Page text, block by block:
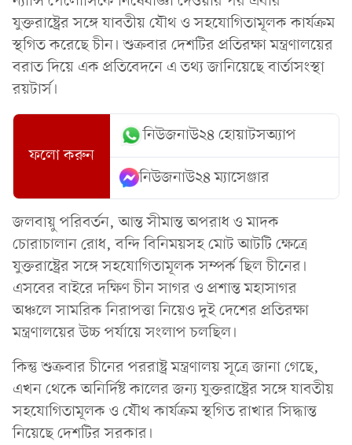
যুক্তরাষ্ট্রের সঙ্গে যাবতীয় যৌথ ও সহযোগিতামূলক কার্যক্রম
স্থগিত করেছে চীন। শুক্রবার দেশটির প্রতিরক্ষা মন্ত্রণালয়ের
বরাত দিয়ে এক প্রতিবেদনে এ তথ্য জানিয়েছে বার্তাসংস্থা
রয়টার্স।
ফলো করুন
নিউজনাউ২৪ হোয়াটসঅ্যাপ
নিউজনাউ২৪ ম্যাসেঞ্জার
জলবায়ু পরিবর্তন, আন্ত সীমান্ত অপরাধ ও মাদক
চোরাচালান রোধ, বন্দি বিনিময়সহ মোট আটটি ক্ষেত্রে
যুক্তরাষ্ট্রের সঙ্গে সহযোগিতামূলক সম্পর্ক ছিল চীনের।
এসবের বাইরে দক্ষিণ চীন সাগর ও প্রশান্ত মহাসাগর
অঞ্চলে সামরিক নিরাপত্তা নিয়েও দুই দেশের প্রতিরক্ষা
মন্ত্রণালয়ের উচ্চ পর্যায়ে সংলাপ চলছিল।
কিন্তু শুক্রবার চীনের পররাষ্ট্র মন্ত্রণালয় সূত্রে জানা গেছে,
এখন থেকে অনির্দিষ্ট কালের জন্য যুক্তরাষ্ট্রের সঙ্গে যাবতীয়
সহযোগিতামূলক ও যৌথ কার্যক্রম স্থগিত রাখার সিদ্ধান্ত
নিয়েছে দেশটির সরকার।